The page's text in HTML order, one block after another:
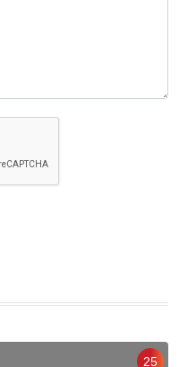
25